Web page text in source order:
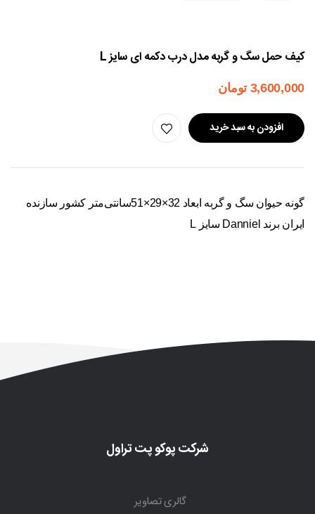
کیف حمل سگ و گربه مدل درب دکمه ای سایز L
3,600,000 تومان
افزودن به سبد خرید
گونه حیوان سگ و گربه ابعاد 32×29×51سانتی‌متر کشور سازنده
ایران برند Danniel سایز L
شرکت پوکو پت تراول
گالری تصاویر